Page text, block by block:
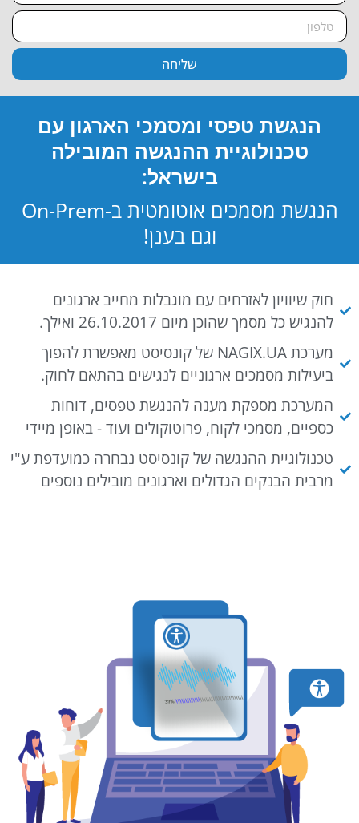
שליחה
הנגשת טפסי ומסמכי הארגון עם
טכנולוגיית ההנגשה המובילה
בישראל:
הנגשת מסמכים אוטומטית ב-On-Prem
וגם בענן!
חוק שיוויון לאזרחים עם מוגבלות מחייב ארגונים
להנגיש כל מסמך שהוכן מיום 26.10.2017 ואילך.
מערכת NAGIX.UA של קונסיסט מאפשרת להפוך
ביעילות מסמכים ארגוניים לנגישים בהתאם לחוק.
המערכת מספקת מענה להנגשת טפסים, דוחות
כספיים, מסמכי לקוח, פרוטוקולים ועוד - באופן מיידי
טכנולוגיית ההנגשה של קונסיסט נבחרה כמועדפת ע"י
מרבית הבנקים הגדולים וארגונים מובילים נוספים